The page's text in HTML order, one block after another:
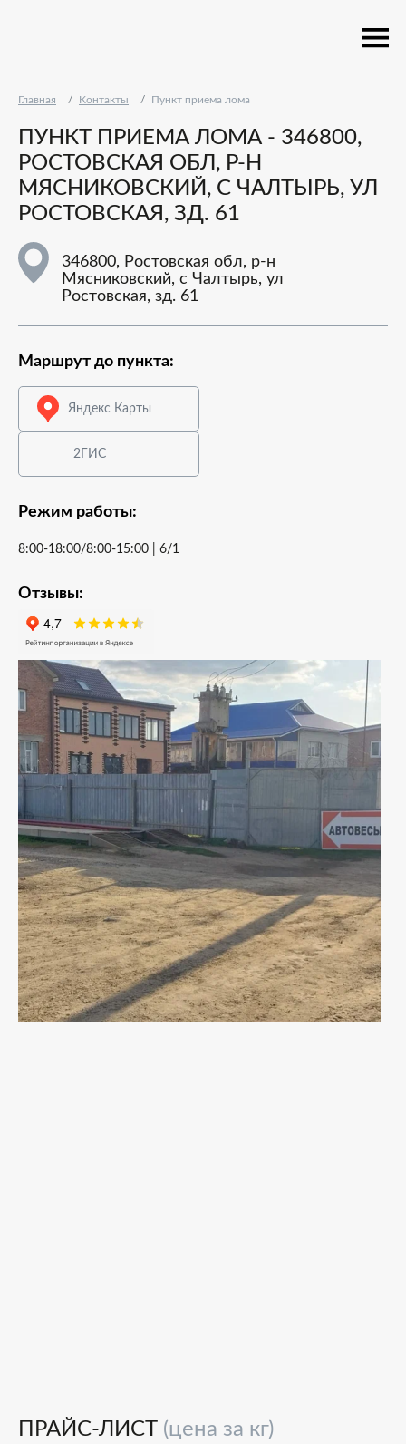
Главная Контакты Пункт приема лома
ПУНКТ ПРИЕМА ЛОМА - 346800,
РОСТОВСКАЯ ОБЛ, Р-Н
МЯСНИКОВСКИЙ, С ЧАЛТЫРЬ, УЛ
РОСТОВСКАЯ, ЗД. 61
346800, Ростовская обл, р-н
Мясниковский, с Чалтырь, ул
Ростовская, зд. 61
Маршрут до пункта:
Яндекс Карты
2ГИС
Режим работы:
8:00-18:00/8:00-15:00 | 6/1
Отзывы:
ПРАЙС-ЛИСТ (цена за кг)